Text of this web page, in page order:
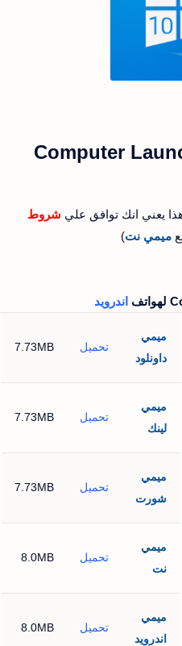
يعني انك توافق علي شروط
ميمي نت)
اندرويد
ميمي
داونلود
تحميل 7.73MB
ميمي
لينك
تحميل 7.73MB
ميمي
شورت
تحميل 7.73MB
ميمي
نت
تحميل 8.0MB
ميمي
اندرويد
تحميل 8.0MB